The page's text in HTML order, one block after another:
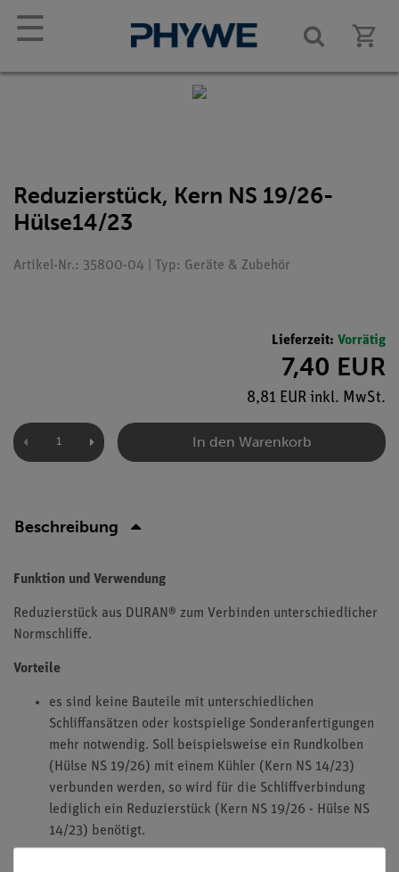
☰
Reduzierstück, Kern NS 19/26-
Hülse14/23
Artikel-Nr.: 35800-04 | Typ: Geräte & Zubehör
Lieferzeit: Vorrätig
7,40 EUR
8,81 EUR inkl. MwSt.
In den Warenkorb
Beschreibung
Funktion und Verwendung
Reduzierstück aus DURAN® zum Verbinden unterschiedlicher
Normschliffe.
Vorteile
es sind keine Bauteile mit unterschiedlichen
Schliffansätzen oder kostspielige Sonderanfertigungen
mehr notwendig. Soll beispielsweise ein Rundkolben
(Hülse NS 19/26) mit einem Kühler (Kern NS 14/23)
verbunden werden, so wird für die Schliffverbindung
lediglich ein Reduzierstück (Kern NS 19/26 - Hülse NS
14/23) benötigt.